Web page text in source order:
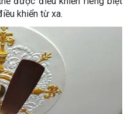
khiển từ xa.